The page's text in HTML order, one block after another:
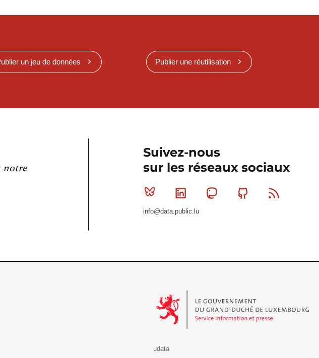
un jeu de données Publier une réutilisation
notre
Suivez-nous
sur les réseaux sociaux
Bluesky Linkedin MastodonGithub
info@data.public.lu
udata